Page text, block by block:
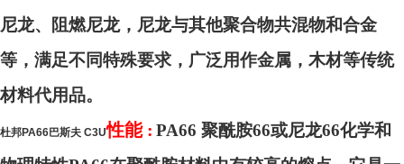
尼龙、阻燃尼龙，尼龙与其他聚合物共混物和合金
等，满足不同特殊要求，广泛用作金属，木材等传统
材料代用品。
杜邦PA66巴斯夫 C3U性能 : PA66 聚酰胺66或尼龙66化学和